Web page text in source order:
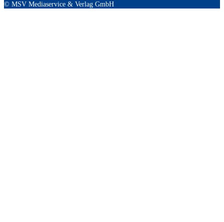
© MSV Mediaservice & Verlag GmbH